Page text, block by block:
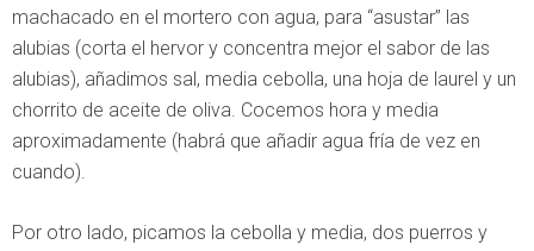
machacado en el mortero con agua, para “asustar” las
alubias (corta el hervor y concentra mejor el sabor de las
alubias), añadimos sal, media cebolla, una hoja de laurel y un
chorrito de aceite de oliva. Cocemos hora y media
aproximadamente (habrá que añadir agua fría de vez en
cuando).
Por otro lado, picamos la cebolla y media, dos puerros y